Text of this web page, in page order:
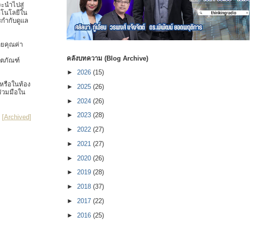
นำไปสู่
นโลยีใน
ำกับดูแล
ยคุณค่า
ตภัณฑ์
รือในท้อง
วมมือใน
[Archived]
คลังบทความ (Blog Archive)
► 2026 (15)
► 2025 (26)
► 2024 (26)
► 2023 (28)
► 2022 (27)
► 2021 (27)
► 2020 (26)
► 2019 (28)
► 2018 (37)
► 2017 (22)
► 2016 (25)